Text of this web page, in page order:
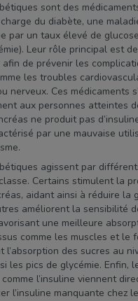
sont des
du diabète, une
par un taux élevé de
Leur rôle principal est
de prévenir les
les troubles
nerveux. Ces médicaments
aux personnes atteintes
ne produit pas
par une mauvaise
agissent par
Certains stimulent la
aidant ainsi à réduire la
améliorent la sensibilité
une meilleure
comme les muscles et le
l’absorption des sucres au
les pics de glycémie. Enfin,
l’insuline viennent
l’insuline manquante chez